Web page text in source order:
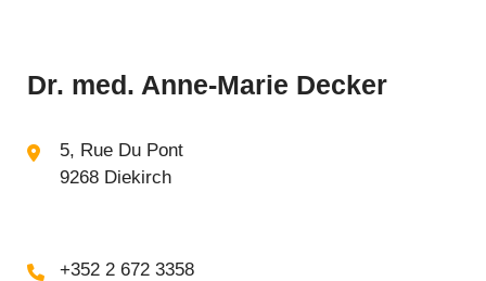
Dr. med. Anne-Marie Decker
5, Rue Du Pont
9268 Diekirch
+352 2 672 3358